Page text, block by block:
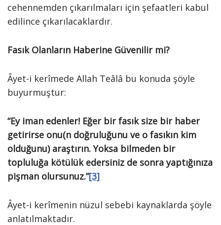
cehennemden çıkarılmaları için şefaatleri kabul
edilince çıkarılacaklardır.
Fasık Olanların Haberine Güvenilir mi?
Âyet-i kerîmede Allah Teâlâ bu konuda şöyle
buyurmuştur:
“Ey iman edenler! Eğer bir fasık size bir haber
getirirse onu(n doğruluğunu ve o fasıkın kim
olduğunu) araştırın. Yoksa bilmeden bir
topluluğa kötülük edersiniz de sonra yaptığınıza
pişman olursunuz.”[3]
Âyet-i kerîmenin nüzul sebebi kaynaklarda şöyle
anlatılmaktadır.